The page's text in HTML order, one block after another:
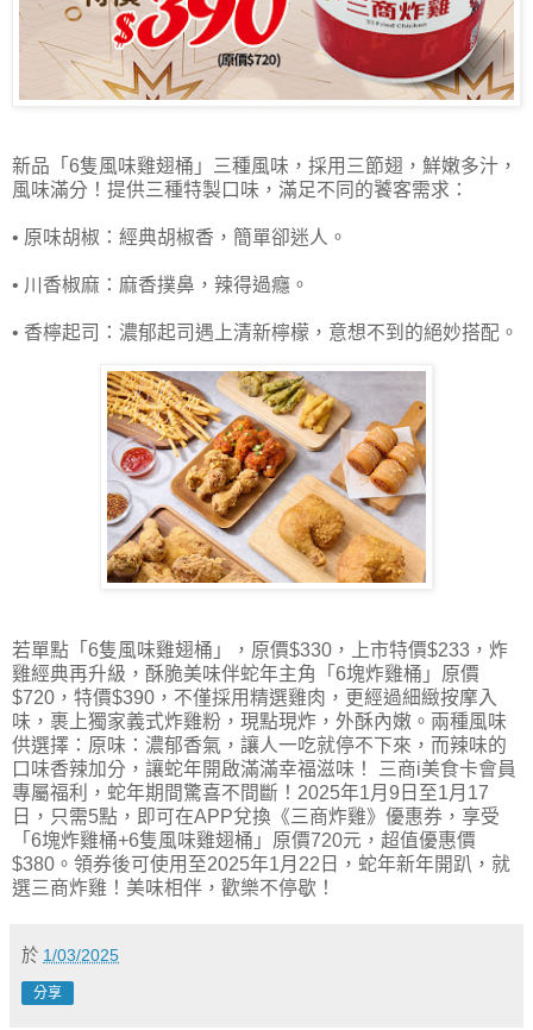
新品「6隻風味雞翅桶」三種風味，採用三節翅，鮮嫩多汁，
風味滿分！提供三種特製口味，滿足不同的饕客需求：
• 原味胡椒：經典胡椒香，簡單卻迷人。
• 川香椒麻：麻香撲鼻，辣得過癮。
• 香檸起司：濃郁起司遇上清新檸檬，意想不到的絕妙搭配。
若單點「6隻風味雞翅桶」，原價$330，上市特價$233，炸
雞經典再升級，酥脆美味伴蛇年主角「6塊炸雞桶」原價
$720，特價$390，不僅採用精選雞肉，更經過細緻按摩入
味，裹上獨家義式炸雞粉，現點現炸，外酥內嫩。兩種風味
供選擇：原味：濃郁香氣，讓人一吃就停不下來，而辣味的
口味香辣加分，讓蛇年開啟滿滿幸福滋味！ 三商i美食卡會員
專屬福利，蛇年期間驚喜不間斷！2025年1月9日至1月17
日，只需5點，即可在APP兌換《三商炸雞》優惠券，享受
「6塊炸雞桶+6隻風味雞翅桶」原價720元，超值優惠價
$380。領券後可使用至2025年1月22日，蛇年新年開趴，就
選三商炸雞！美味相伴，歡樂不停歇！
於 1/03/2025
分享